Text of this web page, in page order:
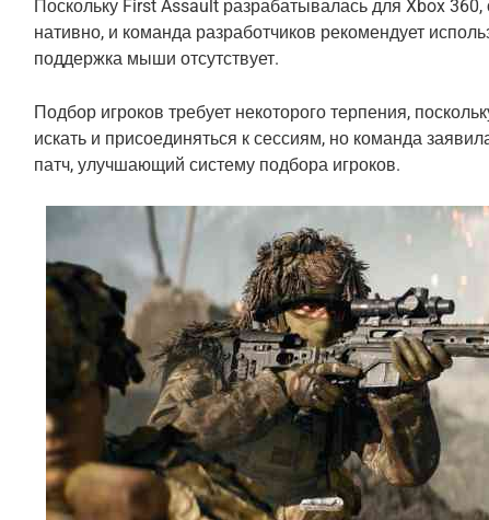
Поскольку First Assault разрабатывалась для Xbox 360,
нативно, и команда разработчиков рекомендует
поддержка мыши отсутствует.
Подбор игроков требует некоторого терпения,
искать и присоединяться к сессиям, но команда
патч, улучшающий систему подбора игроков.